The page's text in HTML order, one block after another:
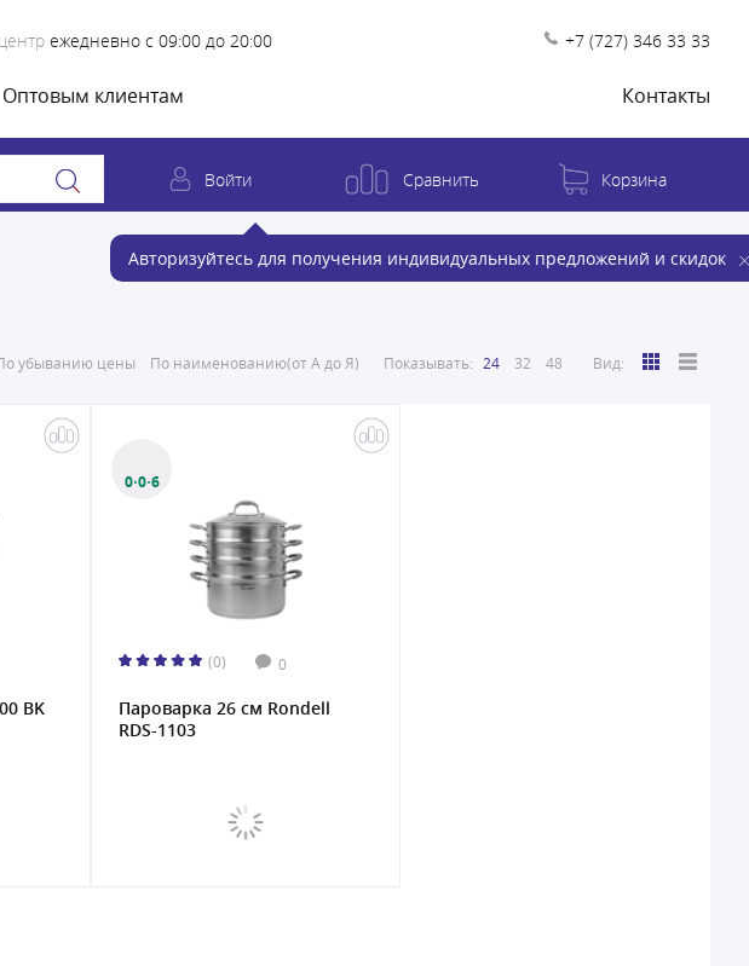
ежедневно с 09:00 до 20:00 +7 (727) 346 33 33
Оптовым клиентам Контакты
Войти
Авторизуйтесь для получения индивидуальных предложений и скидок
Сравнить Корзина
убыванию цены По наименованию(от А до Я) Показывать: 24 32 48 Вид:
BK
0·0·6
(0) 0
Пароварка 26 см Rondell
RDS-1103